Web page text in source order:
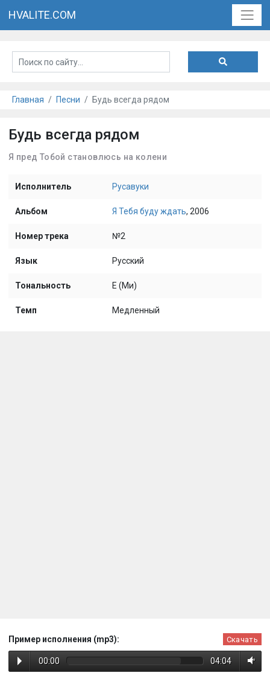
HVALITE.COM
Главная Песни Будь всегда рядом
Будь всегда рядом
Я пред Тобой становлюсь на колени
Исполнитель Русавуки
Альбом Я Тебя буду ждать, 2006
Номер трека №2
Язык Русский
Тональность E (Ми)
Темп Медленный
Пример исполнения (mp3): Скачать
00:00 04:04